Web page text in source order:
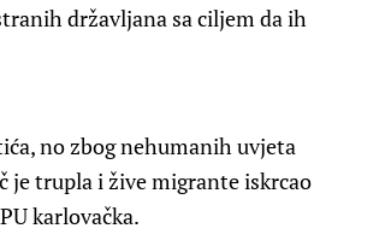
državljana sa ciljem da ih
no zbog nehumanih uvjeta
je trupla i žive migrante iskrcao
karlovačka.